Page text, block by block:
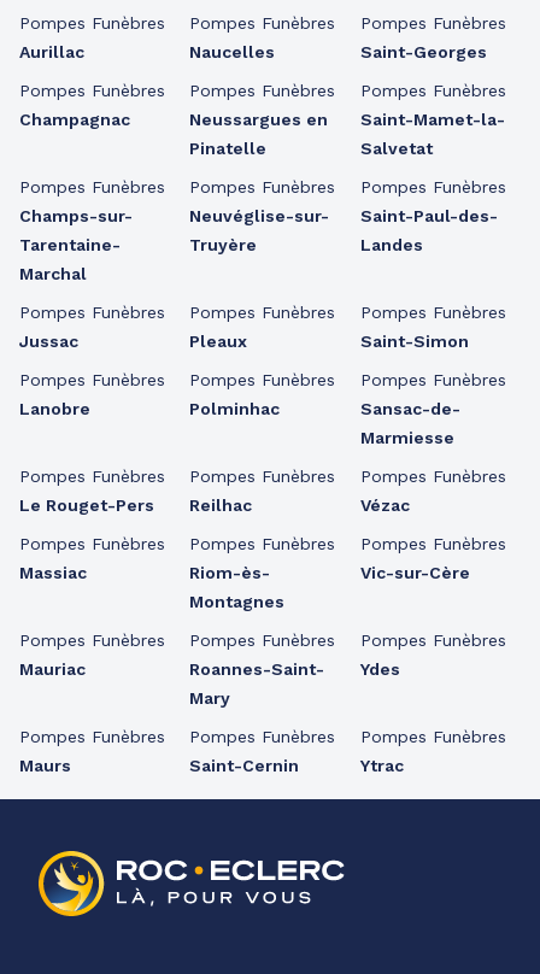
Pompes Funèbres
Aurillac
Pompes Funèbres
Champagnac
Pompes Funèbres
Champs-sur-
Tarentaine-
Marchal
Pompes Funèbres
Jussac
Pompes Funèbres
Lanobre
Pompes Funèbres
Le Rouget-Pers
Pompes Funèbres
Massiac
Pompes Funèbres
Mauriac
Pompes Funèbres
Maurs
Pompes Funèbres
Naucelles
Pompes Funèbres
Neussargues en
Pinatelle
Pompes Funèbres
Neuvéglise-sur-
Truyère
Pompes Funèbres
Pleaux
Pompes Funèbres
Polminhac
Pompes Funèbres
Reilhac
Pompes Funèbres
Riom-ès-
Montagnes
Pompes Funèbres
Roannes-Saint-
Mary
Pompes Funèbres
Saint-Cernin
Pompes Funèbres
Saint-Georges
Pompes Funèbres
Saint-Mamet-la-
Salvetat
Pompes Funèbres
Saint-Paul-des-
Landes
Pompes Funèbres
Saint-Simon
Pompes Funèbres
Sansac-de-
Marmiesse
Pompes Funèbres
Vézac
Pompes Funèbres
Vic-sur-Cère
Pompes Funèbres
Ydes
Pompes Funèbres
Ytrac